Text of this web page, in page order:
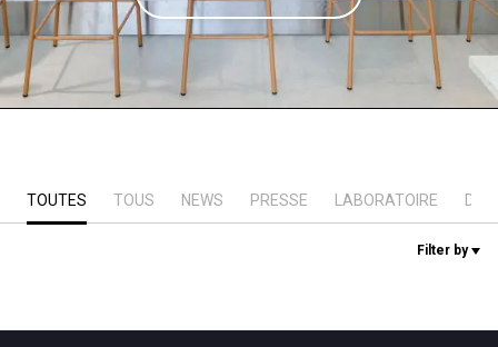
TOUTES TOUS NEWS PRESSE LABORATOIRE
Filter by
Histoire
Durabilité